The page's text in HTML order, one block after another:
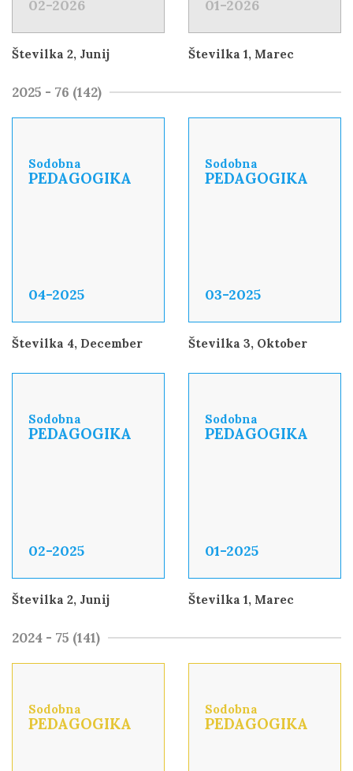
02-2026
Številka 2, Junij
01-2026
Številka 1, Marec
2025 - 76 (142)
Sodobna
PEDAGOGIKA
04-2025
Številka 4, December
Sodobna
PEDAGOGIKA
03-2025
Številka 3, Oktober
Sodobna
PEDAGOGIKA
02-2025
Številka 2, Junij
Sodobna
PEDAGOGIKA
01-2025
Številka 1, Marec
2024 - 75 (141)
Sodobna
PEDAGOGIKA
Sodobna
PEDAGOGIKA